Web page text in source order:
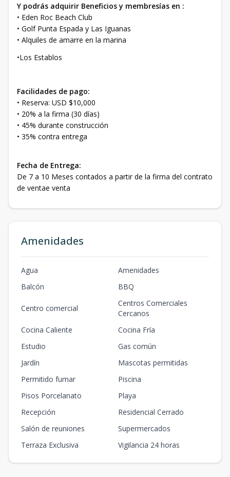
Y podrás adquirir Beneficios y membresías en :
• Eden Roc Beach Club
• Golf Punta Espada y Las Iguanas
• Alquiles de amarre en la marina
•Los Establos
Facilidades de pago:
• Reserva: USD $10,000
• 20% a la firma (30 días)
• 45% durante construcción
• 35% contra entrega
Fecha de Entrega:
De 7 a 10 Meses contados a partir de la firma del contrato
de ventae venta
Amenidades
Agua
Amenidades
Balcón
BBQ
Centro comercial
Centros Comerciales
Cercanos
Cocina Caliente
Cocina Fría
Estudio
Gas común
Jardín
Mascotas permitidas
Permitido fumar
Piscina
Pisos Porcelanato
Playa
Recepción
Residencial Cerrado
Salón de reuniones
Supermercados
Terraza Exclusiva
Vigilancia 24 horas